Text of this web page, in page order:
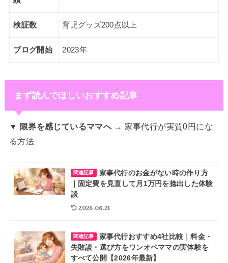
検証数 育児グッズ200点以上
ブログ開始 2023年
まず読んでほしいおすすめ記事
▼ 限界を感じているママへ→ 家事代行が実質0円にな
る方法
関連記事
家事代行のお金がない時の作り方
｜固定費を見直して月1万円を捻出した体験
談
2026.06.21
関連記事
家事代行おすすめ4社比較｜料金・
失敗談・選び方をワンオペママの実体験を
すべて公開【2026年最新】